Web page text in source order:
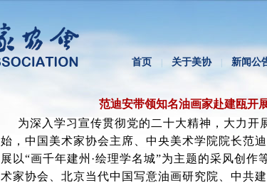
首页 关于美协 新闻公
范迪安带领知名油画家赴建瓯开
为深入学习宣传贯彻党的二十大精神，大力开
始，中国美术家协会主席、中央美术学院院长
展以“画千年建州·绘理学名城”为主题的采风创
术家协会、北京当代中国写意油画研究院、中共